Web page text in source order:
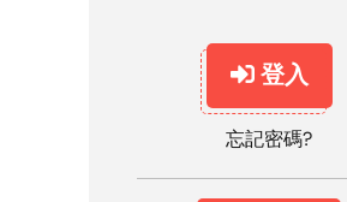
登入
忘記密碼?